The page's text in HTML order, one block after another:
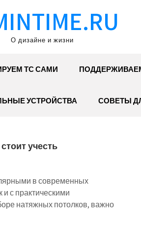
О дизайне и жизни
ТС САМИ
УСТРОЙСТВА СОВЕТЫ
учесть
в современных
и с практическими
натяжных потолков, важно